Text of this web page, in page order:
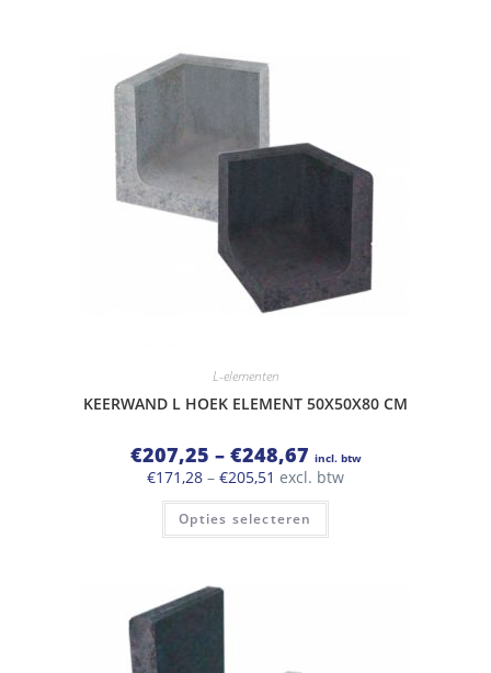
L-elementen
KEERWAND L HOEK ELEMENT 50X50X80 CM
€207,25 – €248,67Prijsklasse:
€207,25
tot
€248,67
incl. btw
€171,28 – €205,51 Prijsklasse:
€171,28
tot
€205,51
excl. btw
Opties selecteren
Dit
heeft